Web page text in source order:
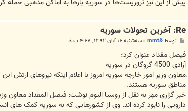
پنج‌شنبه ۲۶ اردیبهشت ۱۳۹۲,
Re: آخرين تحولات سوريه
ت
توسط&mmt
»سه‌شنبه ۱۴ آبان ۱۳۹۲, ۴:۴۷ ب.ظ
فیصل مقداد عنوان کرد؛
آزادی 4500 گروگان در سوریه
مناطق سوریه هستند.
خبر گزاری مهر به نقل از روسیا الیوم نوشت: فیصل المقداد معاون
دارویی را نابود کرده اند. وی از کشورهایی که به سوریه کمک های